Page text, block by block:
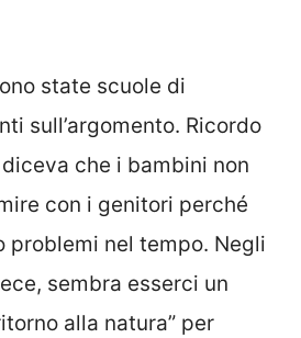
state scuole di
sull’argomento. Ricordo
che i bambini non
con i genitori perché
problemi nel tempo. Negli
sembra esserci un
alla natura” per